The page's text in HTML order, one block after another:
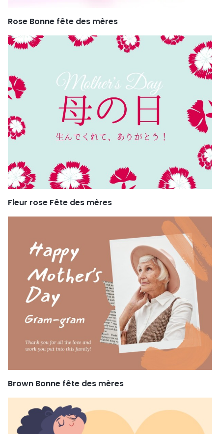
Rose Bonne fête des mères
Fleur rose Fête des mères
Brown Bonne fête des mères